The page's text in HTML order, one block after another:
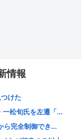
情報
けた
一松旬氏を左遷「...
ら完全制御でき...